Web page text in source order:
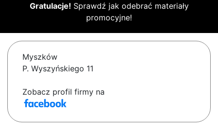
Gratulacje! Sprawdź jak odebrać materiały
promocyjne!
Myszków
P. Wyszyńskiego 11
Zobacz profil firmy na